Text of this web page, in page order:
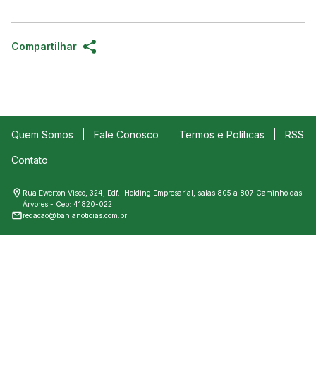
Compartilhar
Quem Somos Fale Conosco Termos e Políticas RSS
Contato
Rua Ewerton Visco, 324, Edf.: Holding Empresarial, salas 805 a 807 Caminho das
Árvores - Cep: 41820-022
redacao@bahianoticias.com.br